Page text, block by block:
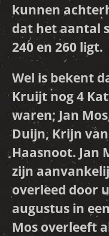
kunnen
dat het aantal
240 en 260 ligt.
Wel is bekent
Kruijt nog 4
waren; Jan
Duijn, Krijn
Haasnoot. Jan
zijn
overleed door
augustus in
Mos overleeft